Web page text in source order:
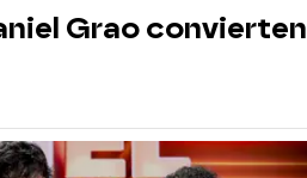
Grao convierten